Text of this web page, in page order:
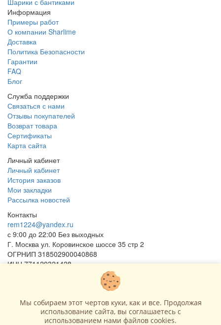
Информация
Примеры работ
О компании Sharlime
Доставка
Политика Безопасности
Гарантии
FAQ
Блог
Служба поддержки
Связаться с нами
Отзывы покупателей
Возврат товара
Сертификаты
Карта сайта
Личный кабинет
Личный кабинет
История заказов
Мои закладки
Рассылка новостей
Контакты
rem1224@yandex.ru
с 9:00 до 22:00 Без выходных
Г. Москва ул. Коровинское шоссе 35 стр 2
ОГРНИП 318502900040868
ИНН 771120321428
(с) 2015 - 2026 “SharLime”, копирование контента запрещено и
преследуется законом!
Мы собираем этот чертов куки, как и все. Продолжая
использование сайта, вы соглашаетесь c
использованием нами файлов cookies.